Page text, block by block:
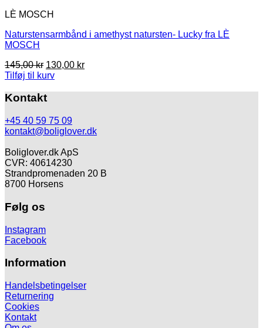
LÈ MOSCH
Naturstensarmbånd i amethyst natursten- Lucky fra LÈ
MOSCH
145,00kr Den
oprindelige
var:
130,00 krDen
Tilføj til kurv
Kontakt
+45 40 59 75 09
kontakt@boliglover.dk
Boliglover.dk ApS
CVR: 40614230
Strandpromenaden 20 B
8700 Horsens
Følg os
Instagram
Facebook
Information
Handelsbetingelser
Returnering
Cookies
Kontakt